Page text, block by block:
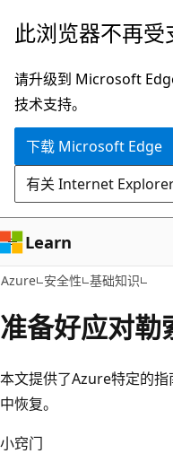
跳
主
要
内
此浏览器不再受
请升级到 Microsoft
技术支持。
下载 Microsoft Edge
有关 Internet
Learn
Azure 安全性 基础知识
准备好应对勒
本文提供了Azure特定的
中恢复。
小窍门